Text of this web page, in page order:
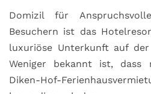
Domizil für
Besuchern ist das
luxuriöse Unterkunft auf der
Weniger bekannt ist, dass
Diken-Hof-